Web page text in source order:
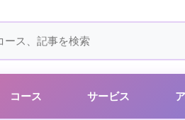
コース サービス